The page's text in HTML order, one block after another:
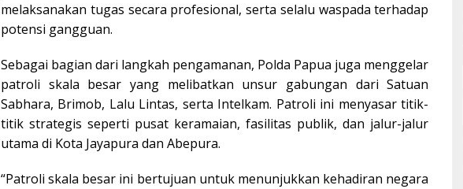
melaksanakan tugas secara profesional, serta selalu waspada terhadap
potensi gangguan.
Sebagai bagian dari langkah pengamanan, Polda Papua juga menggelar
patroli skala besar yang melibatkan unsur gabungan dari Satuan
Sabhara, Brimob, Lalu Lintas, serta Intelkam. Patroli ini menyasar titik-
titik strategis seperti pusat keramaian, fasilitas publik, dan jalur-jalur
utama di Kota Jayapura dan Abepura.
“Patroli skala besar ini bertujuan untuk menunjukkan kehadiran negara